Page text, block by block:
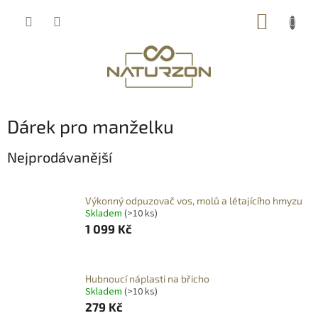
Dárek pro manželku
Nejprodávanější
Výkonný odpuzovač vos, molů a létajícího hmyzu
Skladem (>10 ks)
1 099 Kč
Hubnoucí náplasti na břicho
Skladem (>10 ks)
279 Kč